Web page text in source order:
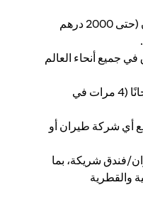
خصم 50٪ على تذاكر الطيران (حتى 2000 درهم
في جميع أنحاء العالم
إجراءات السفر في المنزل مجانًا (4 مرات في
أي شركة طيران أو
شركة طيران/فندق شريكة، بما
والقطرية